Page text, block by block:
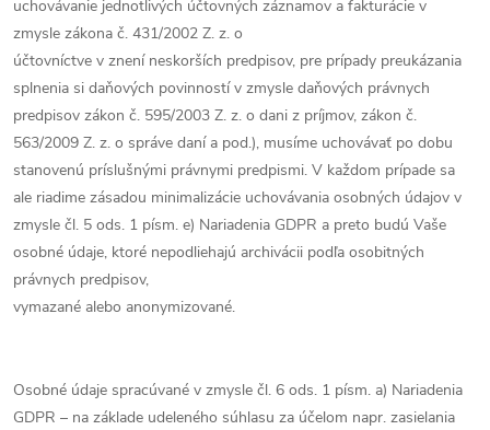
uchovávanie jednotlivých účtovných záznamov a fakturácie v
zmysle zákona č. 431/2002 Z. z. o
účtovníctve v znení neskorších predpisov, pre prípady preukázania
splnenia si daňových povinností v zmysle daňových právnych
predpisov zákon č. 595/2003 Z. z. o dani z príjmov, zákon č.
563/2009 Z. z. o správe daní a pod.), musíme uchovávať po dobu
stanovenú príslušnými právnymi predpismi. V každom prípade sa
ale riadime zásadou minimalizácie uchovávania osobných údajov v
zmysle čl. 5 ods. 1 písm. e) Nariadenia GDPR a preto budú Vaše
osobné údaje, ktoré nepodliehajú archivácii podľa osobitných
právnych predpisov,
vymazané alebo anonymizované.
Osobné údaje spracúvané v zmysle čl. 6 ods. 1 písm. a) Nariadenia
GDPR – na základe udeleného súhlasu za účelom napr. zasielania